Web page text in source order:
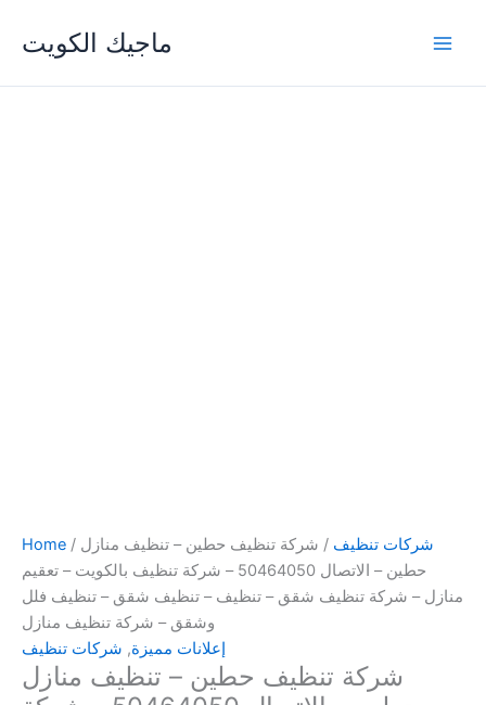
content
ماجيك الكويت
Home / شركات تنظيف / شركة تنظيف حطين – تنظيف منازل
حطين – الاتصال 50464050 – شركة تنظيف بالكويت – تعقيم
منازل – شركة تنظيف شقق – تنظيف – تنظيف شقق – تنظيف فلل
وشقق – شركة تنظيف منازل
إعلانات مميزة, شركات تنظيف
شركة تنظيف حطين – تنظيف منازل